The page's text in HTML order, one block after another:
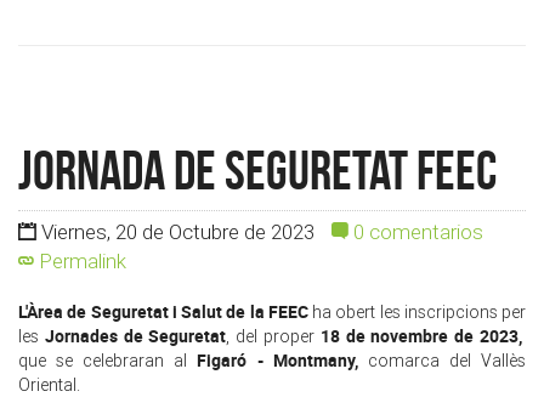
Jornada de Seguretat FEEC
Viernes, 20 de Octubre de 2023
0 comentarios
Permalink
L'Àrea de Seguretat i Salut de la FEECha obert les inscripcions per
les Jornades de Seguretat , del proper 18 de novembre de 2023,
que se celebraran al Figaró - Montmany, comarca del Vallès
Oriental.